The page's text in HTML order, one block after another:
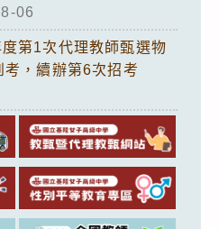
06
第1次代理教師甄選物
，續辦第6次招考